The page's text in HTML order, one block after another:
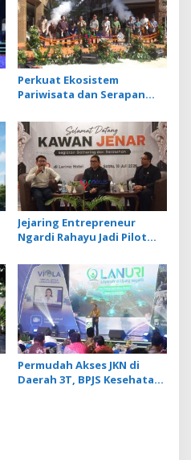
Perkuat Ekosistem
Pariwisata dan Serapan
Grand Outlet Bali Resmi
Dibuka di KEK Kura Kura
Jejaring Entrepreneur
Ngardi Rahayu Jadi Pilot
Nusa Dua
Permudah Akses JKN di
Daerah 3T, BPJS Kesehatan